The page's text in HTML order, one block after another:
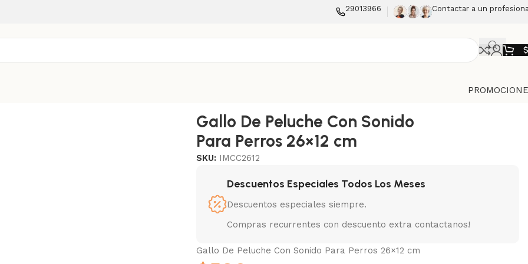
29013966 Contactar a un
$
Gallo De Peluche Con Sonido
Para Perros 26×12 cm
SKU: IMCC2612
Descuentos Especiales Todos Los Meses
Descuentos especiales siempre.
Compras recurrentes con descuento extra contactanos!
Gallo De Peluche Con Sonido Para Perros 26×12 cm